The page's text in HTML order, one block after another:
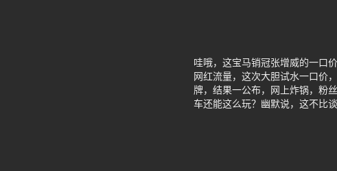
哇哦，这宝马销冠张增威的一口
网红流量，这次大胆试水一口价
牌，结果一公布，网上炸锅，粉
车还能这么玩？幽默说，这不比